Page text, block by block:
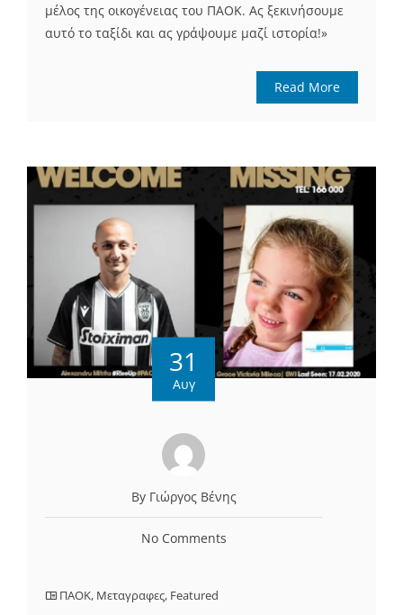
μέλος της οικογένειας του ΠΑΟΚ. Ας ξεκινήσουμε
αυτό το ταξίδι και ας γράψουμε μαζί ιστορία!»
Read More
31
Αυγ
By Γιώργος Βένης
No Comments
ΠΑΟΚ, Μεταγραφες, Featured